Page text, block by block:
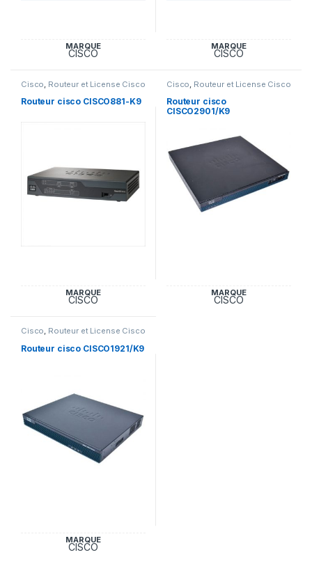
MARQUE
CISCO
MARQUE
CISCO
Cisco Routeur et License Cisco
Routeur cisco CISCO881-K9
MARQUE
CISCO
Cisco Routeur et License Cisco
Routeur cisco
CISCO2901/K9
MARQUE
CISCO
Cisco, Routeur et License Cisco
Routeur cisco CISCO1921/K9
MARQUE
CISCO